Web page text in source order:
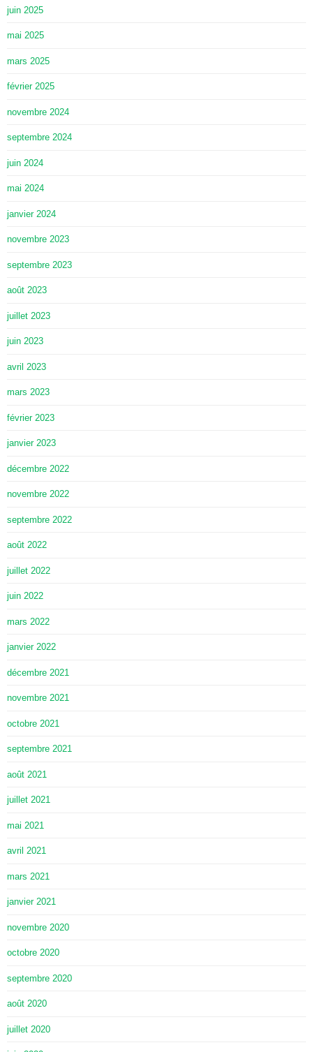
juin 2025
mai 2025
mars 2025
février 2025
novembre 2024
septembre 2024
juin 2024
mai 2024
janvier 2024
novembre 2023
septembre 2023
août 2023
juillet 2023
juin 2023
avril 2023
mars 2023
février 2023
janvier 2023
décembre 2022
novembre 2022
septembre 2022
août 2022
juillet 2022
juin 2022
mars 2022
janvier 2022
décembre 2021
novembre 2021
octobre 2021
septembre 2021
août 2021
juillet 2021
mai 2021
avril 2021
mars 2021
janvier 2021
novembre 2020
octobre 2020
septembre 2020
août 2020
juillet 2020